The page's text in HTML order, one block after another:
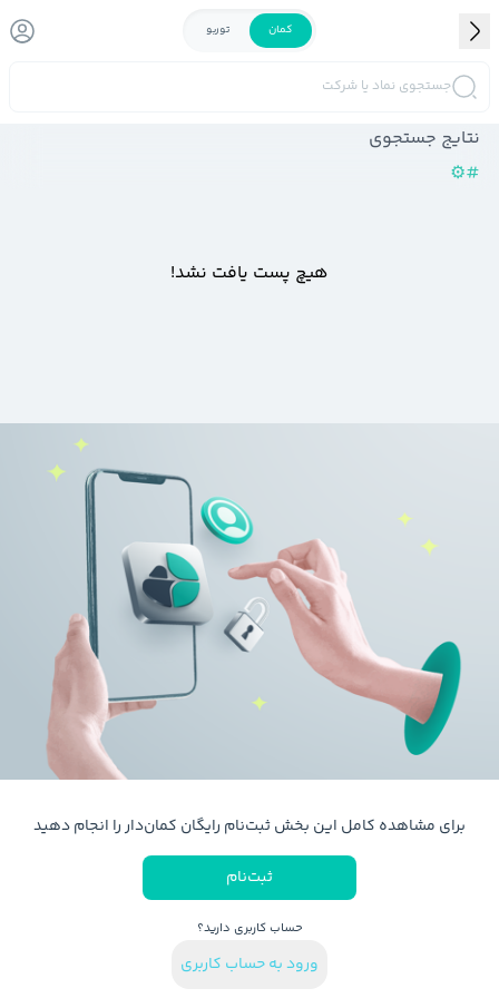
کمان توربو
جستجوی نماد یا شرکت
نتایج جستجوی
#
⚙️
هیچ پست یافت نشد!
برای مشاهده کامل این بخش ثبت‌نام رایگان کمان‌دار را انجام دهید
ثبت‌نام
حساب کاربری دارید؟
ورود به حساب کاربری